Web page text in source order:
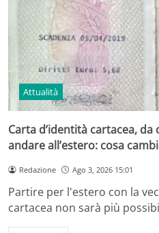
Attualità
Carta d’identità cartacea,
andare all’estero: cosa
Redazione Ago 3, 2026 15:01
Partire per l'estero con la
cartacea non sarà più